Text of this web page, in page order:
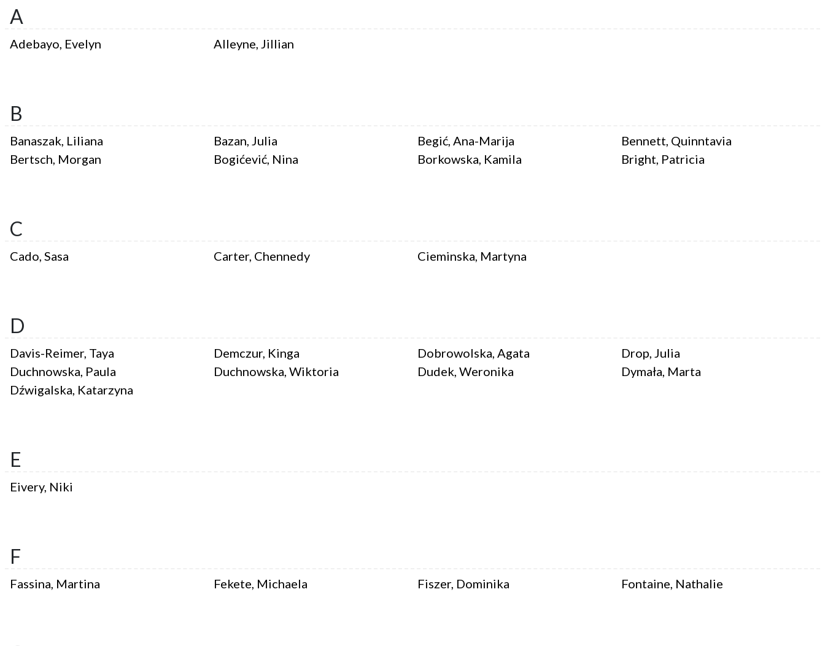
A
Adebayo, Evelyn Alleyne, Jillian
B
Banaszak, Liliana Bazan, Julia Begić, Ana-Marija
Bennett, Quinntavia
Bertsch, Morgan
Bogićević, Nina Borkowska, Kamila Bright, Patricia
C
Cado, Sasa Carter, Chennedy Cieminska, Martyna
D
Davis-Reimer, Taya Demczur, Kinga Dobrowolska, Agata
Drop, Julia
Duchnowska, Paula
Duchnowska, Wiktoria Dudek, Weronika
Dymała, Marta
Dźwigalska, Katarzyna
E
Eivery, Niki
F
Fassina, Martina Fekete, Michaela Fiszer, Dominika Fontaine, Nathalie